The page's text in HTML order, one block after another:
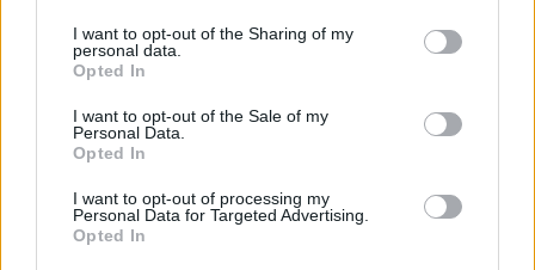
not limited to your visit or usage behaviour. You may click to
grant or deny consent to Google and its third-party tags to
use your data for below specified purposes in below Google
consent section.
I want to opt-out of the Sharing of my
personal data.
Opted In
I want to opt-out of the Sale of my
Personal Data.
Opted In
I want to opt-out of processing my
Personal Data for Targeted Advertising.
Opted In
Mivel az egyik autóban Verstappen ült, nehéz
megítélni az idei Red Bull valós teljesítményét,
de azért azt nehéz elhinni, hogy az RB20-as a